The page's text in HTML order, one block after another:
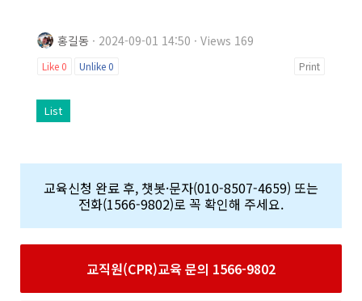
홍길동 · 2024-09-01 14:50 · Views 169
Like 0 Unlike0 Print
List
교육신청 완료 후, 챗봇·문자(010-8507-4659) 또는
전화(1566-9802)로 꼭 확인해 주세요.
교직원(CPR)교육 문의 1566-9802